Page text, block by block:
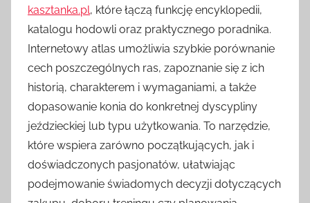
kasztanka.pl, które łączą funkcję encyklopedii,
katalogu hodowli oraz praktycznego poradnika.
Internetowy atlas umożliwia szybkie porównanie
cech poszczególnych ras, zapoznanie się z ich
historią, charakterem i wymaganiami, a także
dopasowanie konia do konkretnej dyscypliny
jeździeckiej lub typu użytkowania. To narzędzie,
które wspiera zarówno początkujących, jak i
doświadczonych pasjonatów, ułatwiając
podejmowanie świadomych decyzji dotyczących